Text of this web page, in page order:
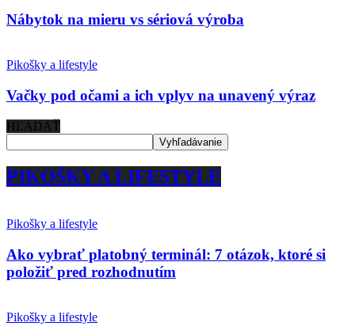
Nábytok na mieru vs sériová výroba
Pikošky a lifestyle
Vačky pod očami a ich vplyv na unavený výraz
HĽADAŤ
PIKOŠKY A LIFESTYLE
Pikošky a lifestyle
Ako vybrať platobný terminál: 7 otázok, ktoré si
položiť pred rozhodnutím
Pikošky a lifestyle